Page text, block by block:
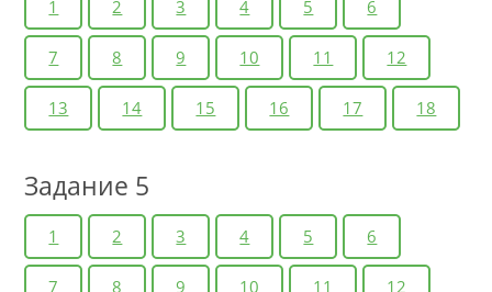
1 2 3 4 5 6
7 8 9 10 11 12
13 14 15 16 17 18
Задание 5
1 2 3 4 5 6
7 8 9 10 11 12